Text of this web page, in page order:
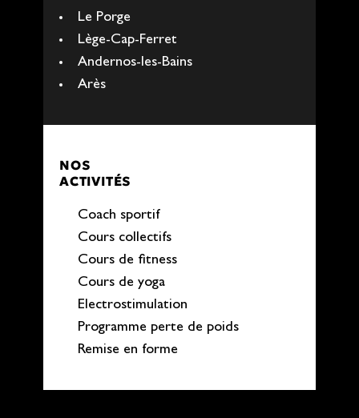
Le Porge
Lège-Cap-Ferret
Andernos-les-Bains
Arès
NOS
ACTIVITÉS
Coach sportif
Cours collectifs
Cours de fitness
Cours de yoga
Electrostimulation
Programme perte de poids
Remise en forme